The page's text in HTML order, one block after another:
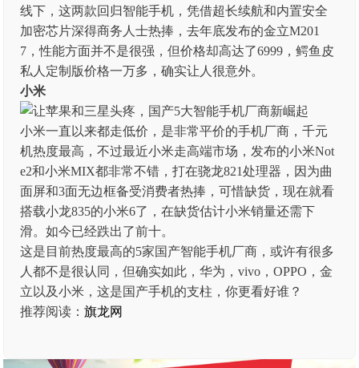
线下，这两款回归智能手机，凭借超长续航和内置安全
加密芯片深得商务人士热捧，去年底发布的金立M201
7，性能方面并不是很强，但价格却高达了6999，鳄鱼皮
私人定制版价格一万多，确实让人很意外。
小米
小米一直以来都走低价，是非常平价的手机厂商，千元
机热度最高，不过最近小米走高端市场，发布的小米Not
e2和小米MIX都非常不错，打在骁龙821处理器，因为曲
面屏和3面无边框备受消费者热捧，可惜缺货，现在就看
搭载小龙835的小米6了，在缺货估计小米销量还需下
滑。如今已经跌出了前十。
这是目前热度最高的5家国产智能手机厂商，或许有很多
人都不是很认同，但确实如此，华为，vivo，OPPO，金
立以及小米，这是国产手机的支柱，你更看好谁？
推荐阅读：旗龙网